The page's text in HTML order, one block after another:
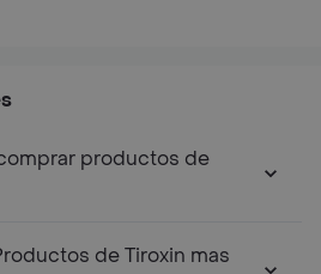
productos de
de Tiroxin mas